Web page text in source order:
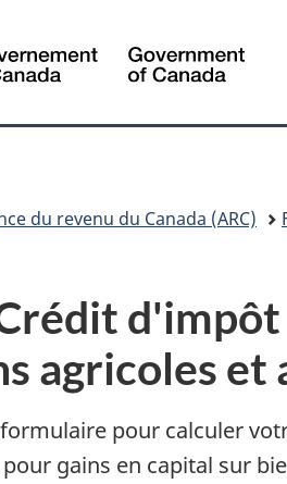
du revenu du Canada (ARC)
d'impôt
agricoles
formulaire pour calculer
gains en capital sur